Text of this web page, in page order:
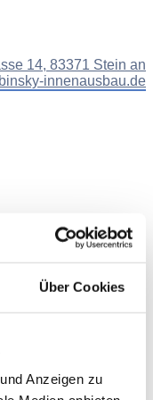
Über Cookies
Anzeigen zu
14, 83371 Stein an
innenausbau.de
für hochwertige